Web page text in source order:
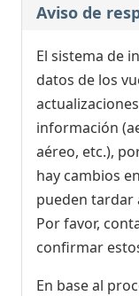
Aviso de
El sistema de
datos de los
información
aéreo, etc.),
hay cambios
pueden tardar
Por favor,
confirmar
En base al